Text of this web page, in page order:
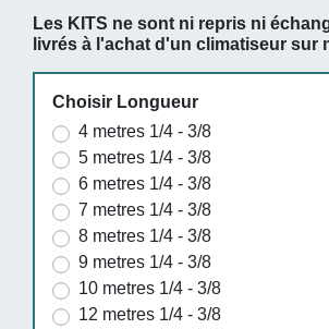
Les KITS ne sont ni repris ni
livrés à l'achat d'un climatiseur sur
Choisir Longueur
4 metres 1/4 - 3/8
5 metres 1/4 - 3/8
6 metres 1/4 - 3/8
7 metres 1/4 - 3/8
8 metres 1/4 - 3/8
9 metres 1/4 - 3/8
10 metres 1/4 - 3/8
12 metres 1/4 - 3/8